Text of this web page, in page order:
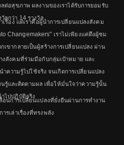
ต่อสุขภาพ ผลงานของเราได้รับการยอมรับ
วัลกว่า 14 รางวัล
เรื่อง แต่เราคือผู้นำการเปลี่ยนแปลงสังคม
Changemakers" เราไม่เพียงแค่ดึงผู้ชม
เขากลายเป็นผู้สร้างการเปลี่ยนแปลง ผ่าน
งสังคมที่ร่วมมือกับกลุ่มเป้าหมาย และ
ความรู้ไปใช้จริง จนเกิดการเปลี่ยนแปลง
รู้และติดตามผล เพื่อให้มั่นใจว่าความรู้นั้น
ำไปปฏิบัติจริง
นการเปลี่ยนแปลงที่ยั่งยืนผ่านการทำงาน
รเล่าเรื่องที่ทรงพลัง